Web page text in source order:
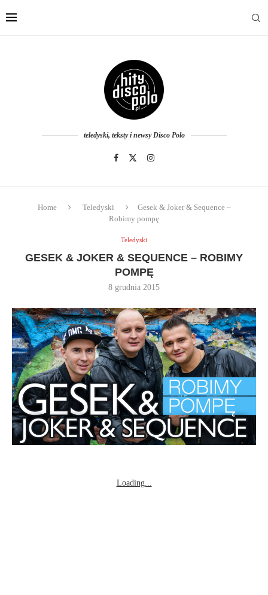
teledyski, teksty i newsy Disco Polo
Home Teledyski
Gesek & Joker & Sequence –
Robimy pompę
Teledyski
GESEK & JOKER & SEQUENCE – ROBIMY
POMPĘ
8 grudnia 2015
Loading...